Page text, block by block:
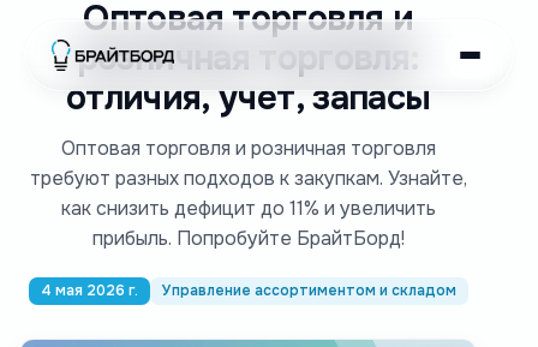
Оптовая торговля и
розничная торговля:
отличия, учет, запасы
Оптовая торговля и розничная торговля
требуют разных подходов к закупкам. Узнайте,
как снизить дефицит до 11% и увеличить
прибыль. Попробуйте БрайтБорд!
4 мая 2026 г. Управление ассортиментом и складом